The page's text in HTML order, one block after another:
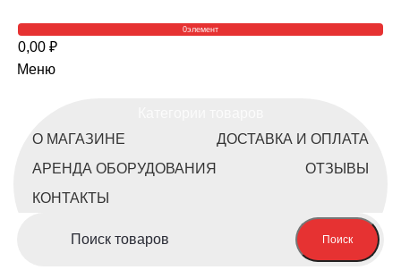
0элемент
0,00 ₽
Меню
О МАГАЗИНЕ
ДОСТАВКА И ОПЛАТА
АРЕНДА ОБОРУДОВАНИЯ
ОТЗЫВЫ
КОНТАКТЫ
Поиск